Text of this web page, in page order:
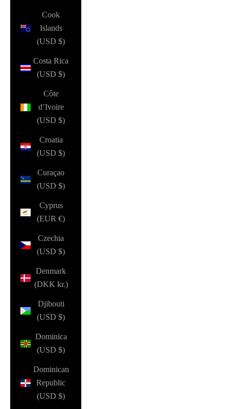
Cook
Islands
(USD $)
Costa Rica
(USD $)
Côte
d’Ivoire
(USD $)
Croatia
(USD $)
Curaçao
(USD $)
Cyprus
(EUR €)
Czechia
(USD $)
Denmark
(DKK kr.)
Djibouti
(USD $)
Dominica
(USD $)
Dominican
Republic
(USD $)